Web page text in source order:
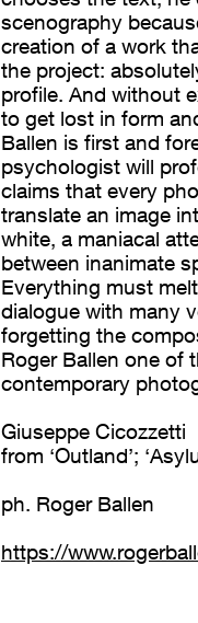
scenography
creation of a work
the project:
profile. And without
to get lost in form
Ballen is first and
psychologist will
claims that every
translate an image
white, a maniacal
between inanimate
Everything must
dialogue with many
forgetting the
Roger Ballen one of
contemporary
Giuseppe Cicozzetti
from ‘Outland’;
ph. Roger Ballen
https://